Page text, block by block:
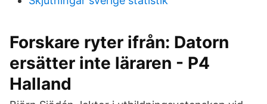
Forskare ryter ifrån: Datorn
ersätter inte läraren - P4
Halland